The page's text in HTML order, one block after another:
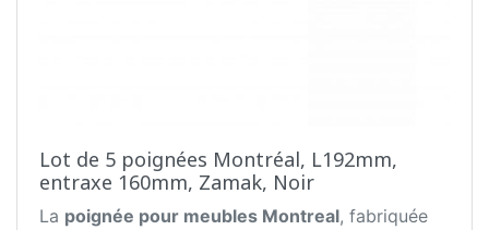
Lot de 5 poignées Montréal, L192mm,
entraxe 160mm, Zamak, Noir
La poignée pour meubles Montreal, fabriquée